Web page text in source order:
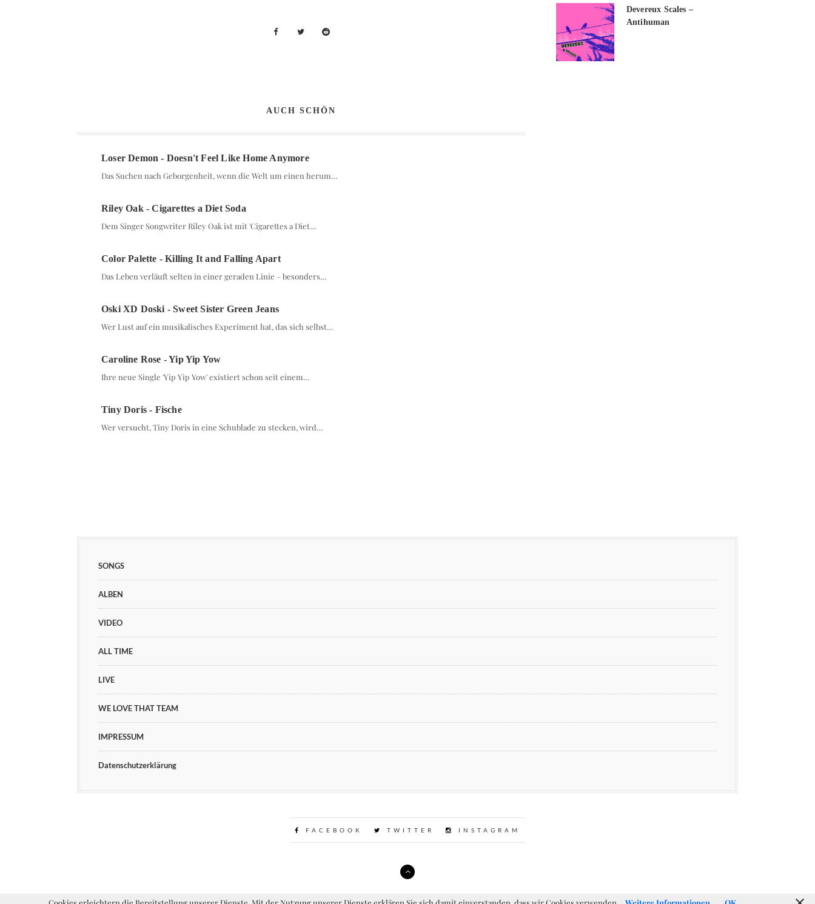
AUCH SCHÖN
Loser Demon - Doesn't Feel Like Home Anymore
Das Suchen nach Geborgenheit, wenn die Welt um einen herum…
Riley Oak - Cigarettes a Diet Soda
Dem Singer Songwriter Riley Oak ist mit 'Cigarettes a Diet…
Color Palette - Killing It and Falling Apart
Das Leben verläuft selten in einer geraden Linie – besonders…
Oski XD Doski - Sweet Sister Green Jeans
Wer Lust auf ein musikalisches Experiment hat, das sich selbst…
Caroline Rose - Yip Yip Yow
Ihre neue Single 'Yip Yip Yow' existiert schon seit einem…
Tiny Doris - Fische
Wer versucht, Tiny Doris in eine Schublade zu stecken, wird…
Devereux Scales –
Antihuman
SONGS
ALBEN
VIDEO
ALL TIME
LIVE
WE LOVE THAT TEAM
IMPRESSUM
Datenschutzerklärung
FACEBOOK TWITTER INSTAGRAM